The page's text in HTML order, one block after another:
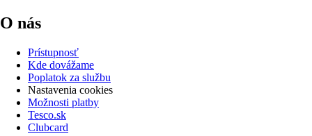
O nás
Prístupnosť
Kde dovážame
Poplatok za službu
Nastavenia cookies
Možnosti platby
Tesco.sk
Clubcard